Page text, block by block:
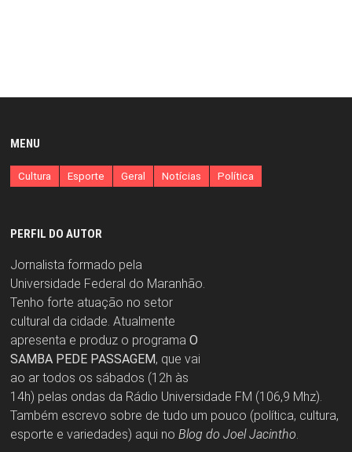
MENU
Cultura Esporte Geral Notícias Política
PERFIL DO AUTOR
Jornalista formado pela
Universidade Federal do Maranhão.
Tenho forte atuação no setor
cultural da cidade. Atualmente
apresenta e produz o programa O
SAMBA PEDE PASSAGEM, que vai
ao ar todos os sábados (12h às
14h) pelas ondas da Rádio Universidade FM (106,9 Mhz).
Também escrevo sobre de tudo um pouco (política, cultura,
esporte e variedades) aqui no Blog do Joel Jacintho